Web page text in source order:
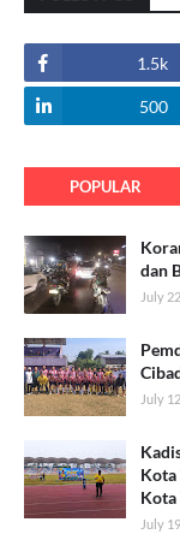
1.5k
500
POPULAR
dan
July
July
Kota
Kota
July